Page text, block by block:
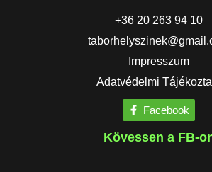
+36 20 263 94 10
Impresszum
Adatvédelmi
Facebook
Kövessen a FB-